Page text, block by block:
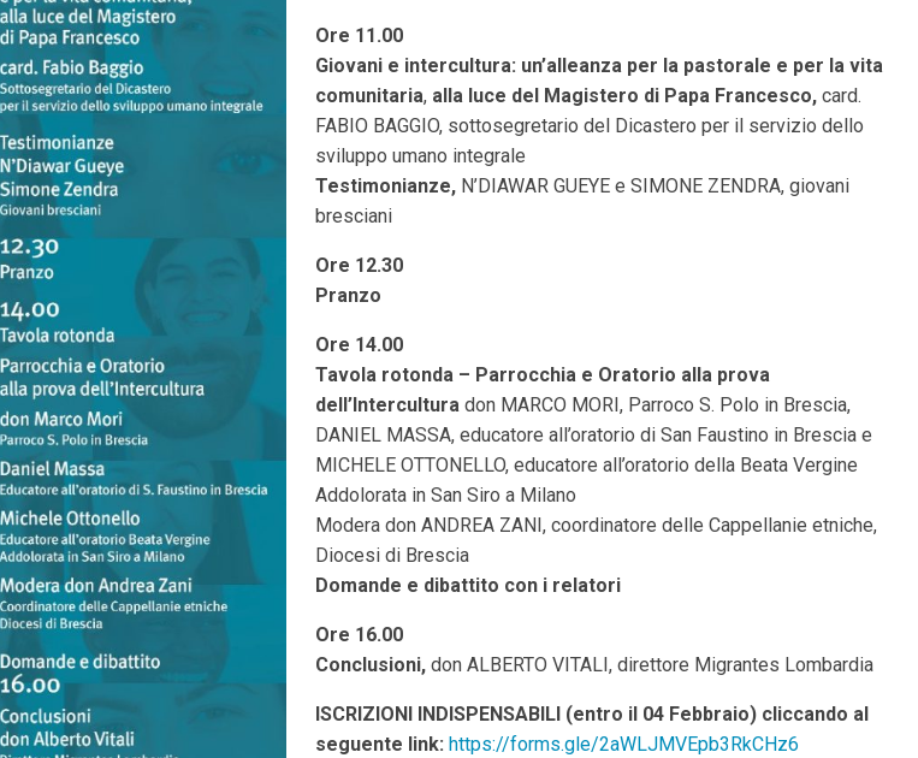
Ore 11.00
Giovani e intercultura: un’alleanza per la pastorale e per la vita
comunitaria, alla luce del Magistero di Papa Francesco, card.
FABIO BAGGIO, sottosegretario del Dicastero per il servizio dello
sviluppo umano integrale
Testimonianze, N’DIAWAR GUEYE e SIMONE ZENDRA, giovani
bresciani
Ore 12.30
Pranzo
Ore 14.00
Tavola rotonda – Parrocchia e Oratorio alla prova
dell’Intercultura don MARCO MORI, Parroco S. Polo in Brescia,
DANIEL MASSA, educatore all’oratorio di San Faustino in Brescia e
MICHELE OTTONELLO, educatore all’oratorio della Beata Vergine
Addolorata in San Siro a Milano
Modera don ANDREA ZANI, coordinatore delle Cappellanie etniche,
Diocesi di Brescia
Domande e dibattito con i relatori
Ore 16.00
Conclusioni, don ALBERTO VITALI, direttore Migrantes Lombardia
ISCRIZIONI INDISPENSABILI (entro il 04 Febbraio) cliccando al
seguente link: https://forms.gle/2aWLJMVEpb3RkCHz6